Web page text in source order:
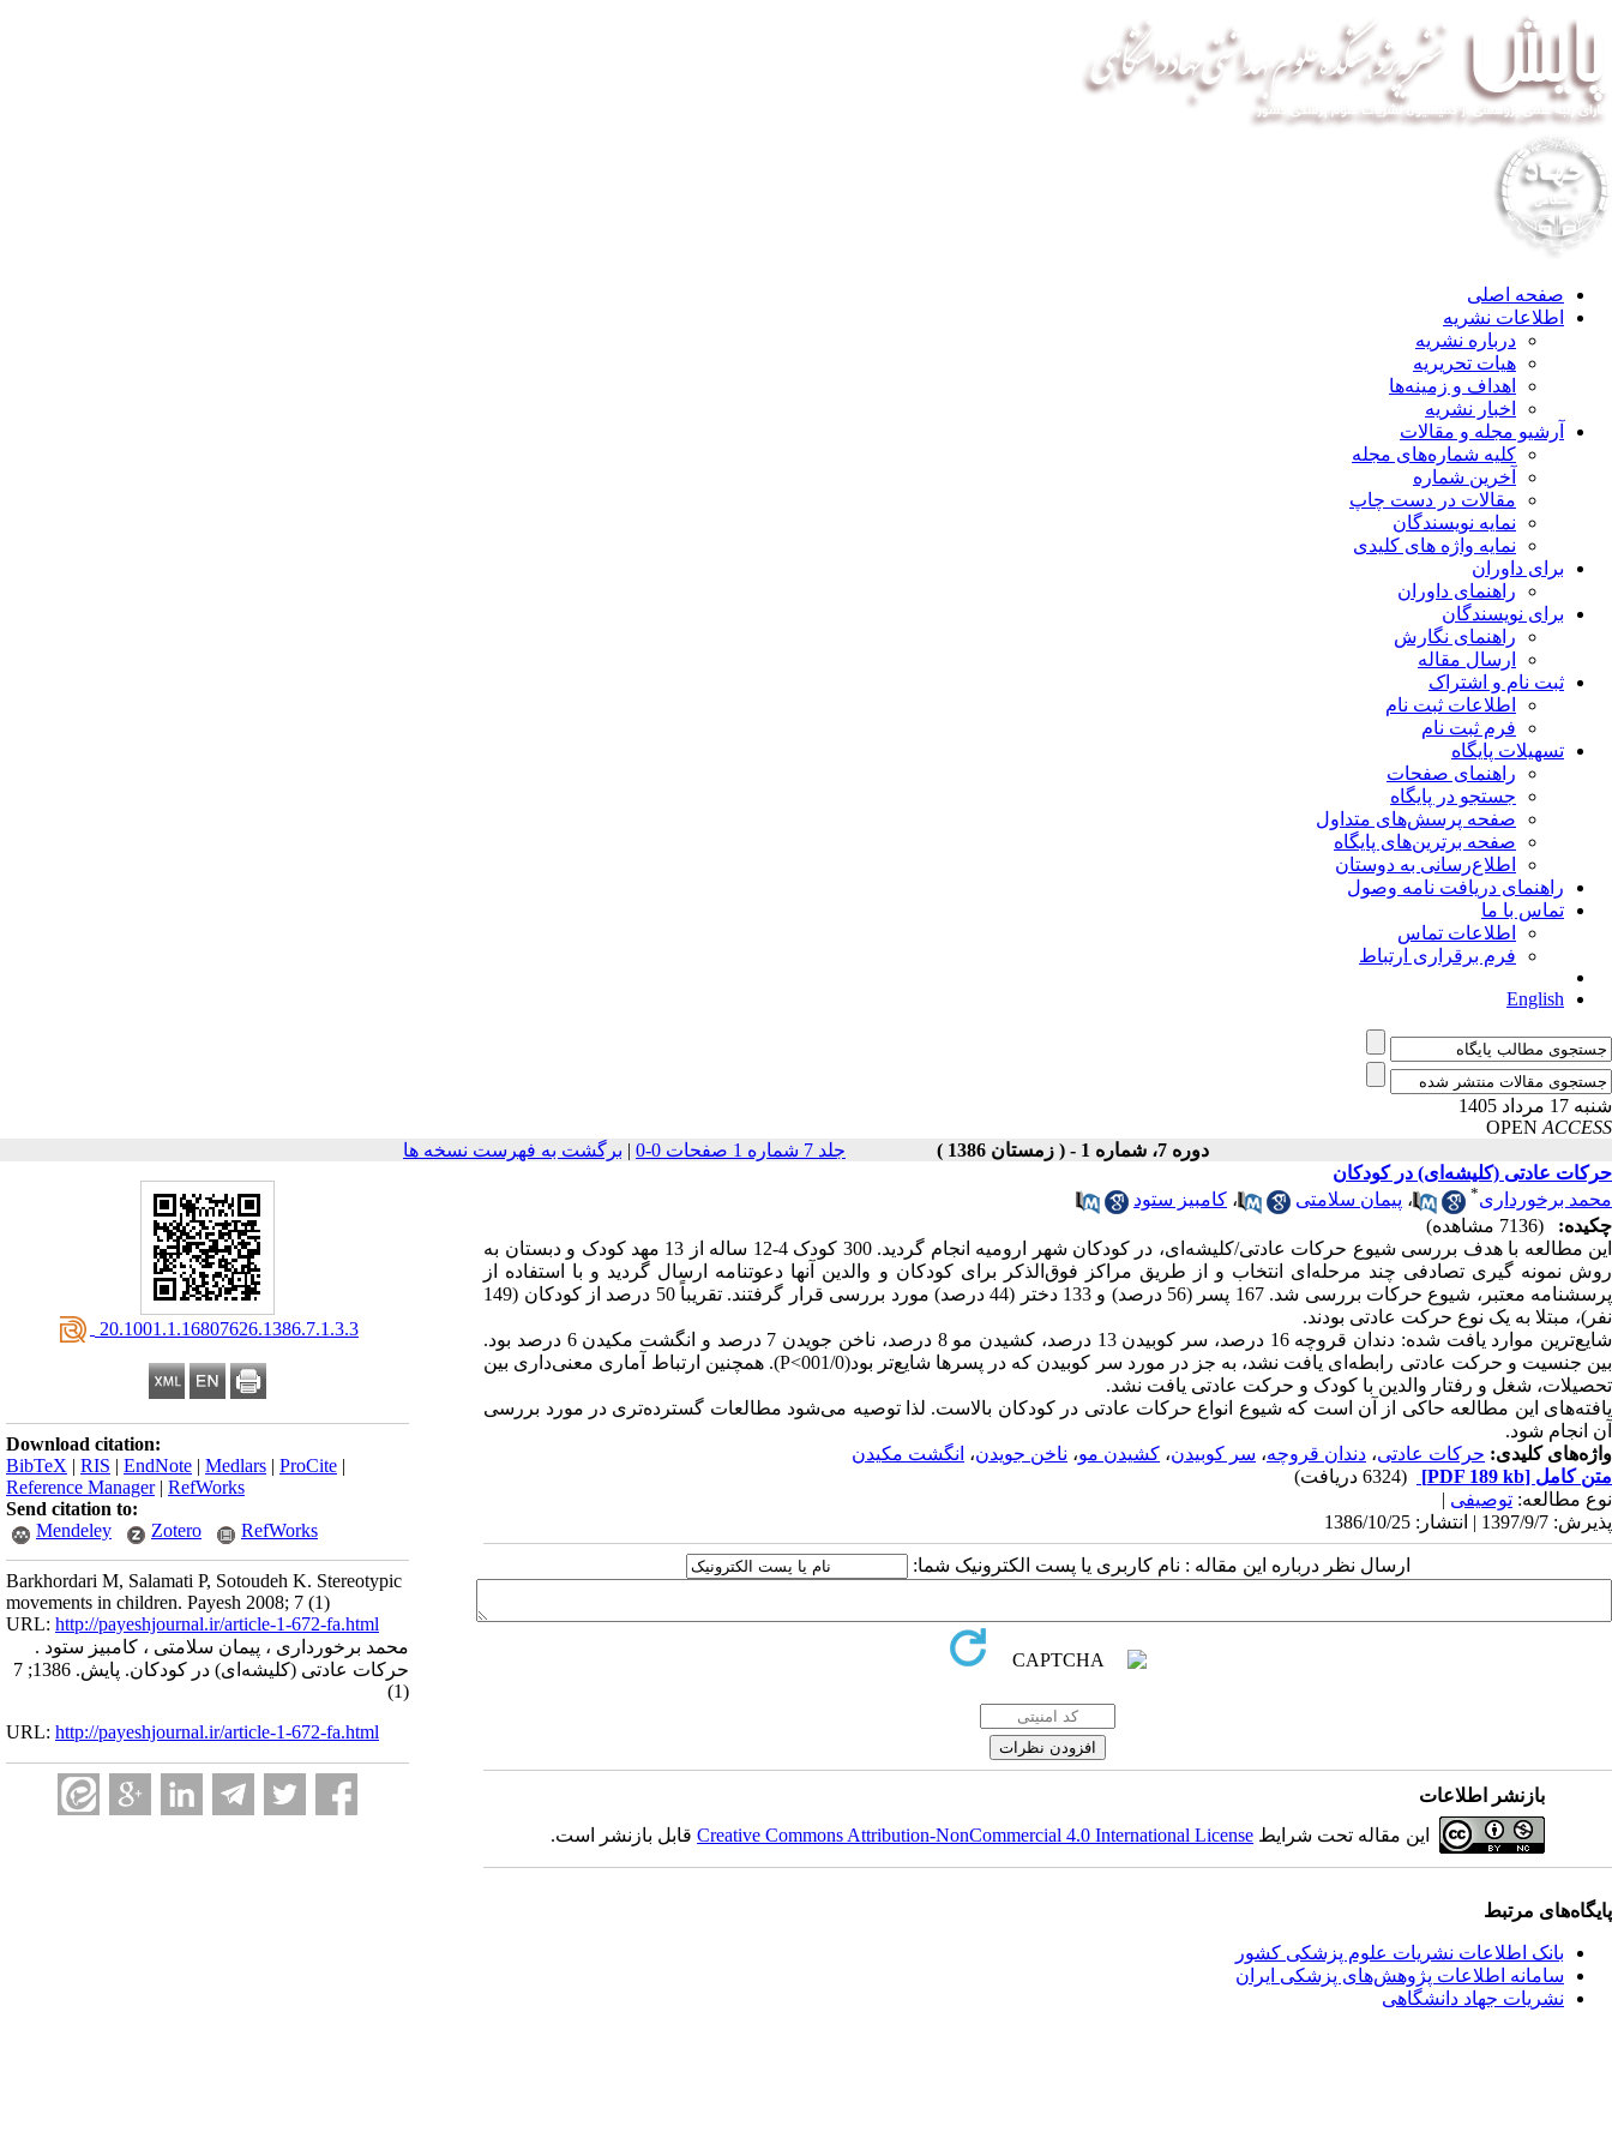
صفحه اصلی
اطلاعات نشریه
درباره نشریه
هیات تحریریه
اهداف و زمینه‌ها
اخبار نشریه
آرشیو مجله و مقالات
کلیه شماره‌های مجله
آخرین شماره
مقالات در دست چاپ
نمایه نویسندگان
نمایه واژه های کلیدی
برای داوران
راهنمای داوران
برای نویسندگان
راهنمای نگارش
ارسال مقاله
ثبت نام و اشتراک
اطلاعات ثبت نام
فرم ثبت نام
تسهیلات پایگاه
راهنمای صفحات
جستجو در پایگاه
صفحه پرسش‌های متداول
صفحه برترین‌های پایگاه
اطلاع‌رسانی به دوستان
راهنمای دریافت نامه وصول
تماس با ما
اطلاعات تماس
فرم برقراری ارتباط
English
شنبه 17 مرداد 1405
OPEN ACCESS
دوره 7، شماره 1 - ( زمستان 1386 )
جلد 7 شماره 1 صفحات 0-0 | برگشت به فهرست نسخه ها
‎ 20.1001.1.16807626.1386.7.1.3.3
Download citation:
BibTeX | RIS | EndNote | Medlars | ProCite |
Reference Manager| RefWorks
Send citation to:
Mendeley
Zotero RefWorks
Barkhordari M, Salamati P, Sotoudeh K. Stereotypic
movements in children. Payesh 2008; 7 (1)
URL: http://payeshjournal.ir/article-1-672-fa.html
محمد برخورداری ، پیمان سلامتی ، کامبیز ستود .
حرکات عادتی (کلیشه‌ای) در کودکان. پایش. 1386; 7
(1)
URL: http://payeshjournal.ir/article-1-672-fa.html
حرکات عادتی (کلیشه‌ای) در کودکان
محمد برخورداری* ، پیمان سلامتی ، کامبیز ستود
چکیده:
(7136 مشاهده)
این مطالعه با هدف بررسی شیوع حرکات عادتی/کلیشه‌ای، در کودکان شهر ارومیه انجام گردید. 300 کودک 4-12 ساله از 13 مهد کودک و دبستان به
روش نمونه گیری تصادفی چند مرحله‌ای انتخاب و از طریق مراکز فوق‌الذکر برای کودکان و والدین آنها دعوتنامه ارسال گردید و با استفاده از
پرسشنامه معتبر، شیوع حرکات بررسی شد. 167 پسر (56 درصد) و 133 دختر (44 درصد) مورد بررسی قرار گرفتند. تقریباً 50 درصد از کودکان (149
نفر)، مبتلا به یک نوع حرکت عادتی بودند.
شایع‌ترین موارد یافت شده: دندان قروچه 16 درصد، سر کوبیدن 13 درصد، کشیدن مو 8 درصد، ناخن جویدن 7 درصد و انگشت مکیدن 6 درصد بود.
بین جنسیت و حرکت عادتی رابطه‌ای یافت نشد، به جز در مورد سر کوبیدن که در پسرها شایع‌تر بود(001/0>P). همچنین ارتباط آماری معنی‌داری بین
تحصیلات، شغل و رفتار والدین با کودک و حرکت عادتی یافت نشد.
یافته‌های این مطالعه حاکی از آن است که شیوع انواع حرکات عادتی در کودکان بالاست. لذا توصیه می‌شود مطالعات گسترده‌تری در مورد بررسی
آن انجام شود.
واژه‌های کلیدی: حرکات عادتی، دندان قروچه، سر کوبیدن، کشیدن مو، ناخن جویدن، انگشت مکیدن
متن کامل [PDF 189 kb]
(6324 دریافت)
نوع مطالعه: توصیفی |
پذیرش: 1397/9/7 | انتشار: 1386/10/25
ارسال نظر درباره این مقاله : نام کاربری یا پست الکترونیک شما:
بازنشر اطلاعات
این مقاله تحت شرایط Creative Commons Attribution-NonCommercial 4.0 International Licenseقابل بازنشر است.
پایگاه‌های مرتبط
بانک اطلاعات نشریات علوم پزشکی کشور
سامانه اطلاعات پژوهش‌های پزشکی ایران
نشریات جهاد دانشگاهی